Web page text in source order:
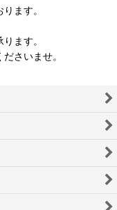
ます。
ます。
さいませ。